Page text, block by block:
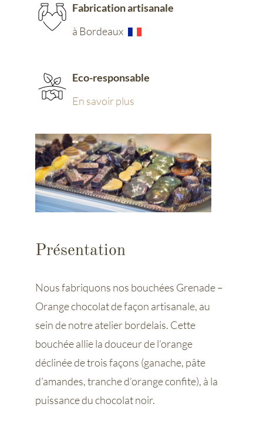
Fabrication artisanale
à Bordeaux
Eco-responsable
En savoir plus
Présentation
Nous fabriquons nos bouchées Grenade –
Orange chocolat de façon artisanale, au
sein de notre atelier bordelais. Cette
bouchée allie la douceur de l’orange
déclinée de trois façons (ganache, pâte
d’amandes, tranche d’orange confite), à la
puissance du chocolat noir.